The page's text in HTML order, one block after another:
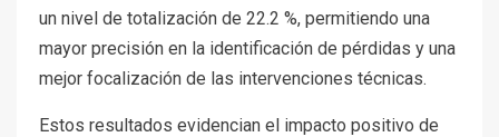
un nivel de totalización de 22.2 %, permitiendo una
mayor precisión en la identificación de pérdidas y una
mejor focalización de las intervenciones técnicas.
Estos resultados evidencian el impacto positivo de